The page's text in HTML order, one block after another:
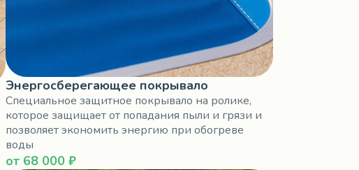
Энергосберегающее покрывало
Специальное защитное покрывало на ролике,
которое защищает от попадания пыли и грязи и
позволяет экономить энергию при обогреве
воды
от 68 000 ₽